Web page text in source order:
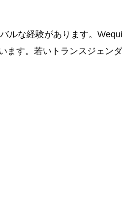
経験があります。
。若いトランスジ